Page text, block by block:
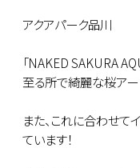
アクアパーク品川
「NAKED SAKURA
至る所で綺麗な桜アー
また、これに合わせて
ています！